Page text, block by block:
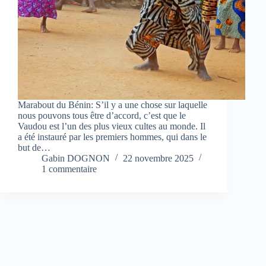
Marabout du Bénin: S’il y a une chose sur laquelle
nous pouvons tous être d’accord, c’est que le
Vaudou est l’un des plus vieux cultes au monde. Il
a été instauré par les premiers hommes, qui dans le
but de…
Gabin DOGNON
22 novembre 2025
1 commentaire